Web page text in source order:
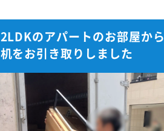
2LDKのアパートのお部屋から
机をお引き取りしました